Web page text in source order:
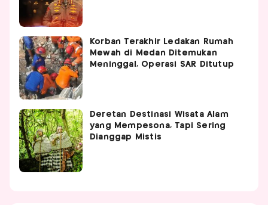
Korban Terakhir Ledakan Rumah
Mewah di Medan Ditemukan
Meninggal, Operasi SAR Ditutup
Deretan Destinasi Wisata Alam
yang Mempesona, Tapi Sering
Dianggap Mistis